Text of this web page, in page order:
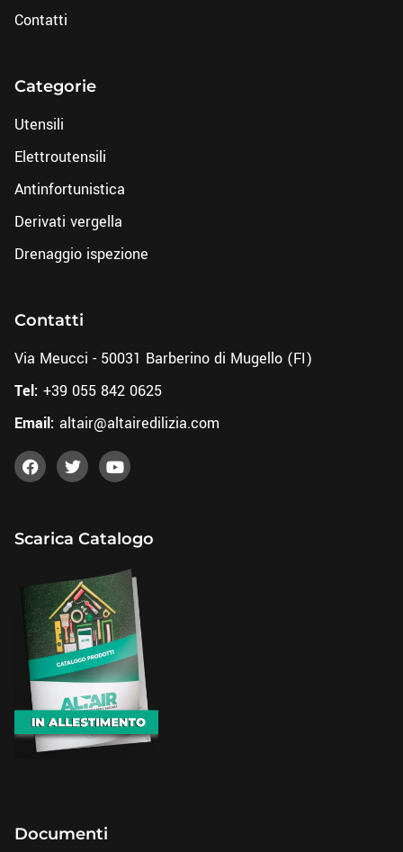
Contatti
Categorie
Utensili
Elettroutensili
Antinfortunistica
Derivati vergella
Drenaggio ispezione
Contatti
Via Meucci - 50031 Barberino di Mugello (FI)
Tel: +39 055 842 0625
Email: altair@altairedilizia.com
Scarica Catalogo
Documenti